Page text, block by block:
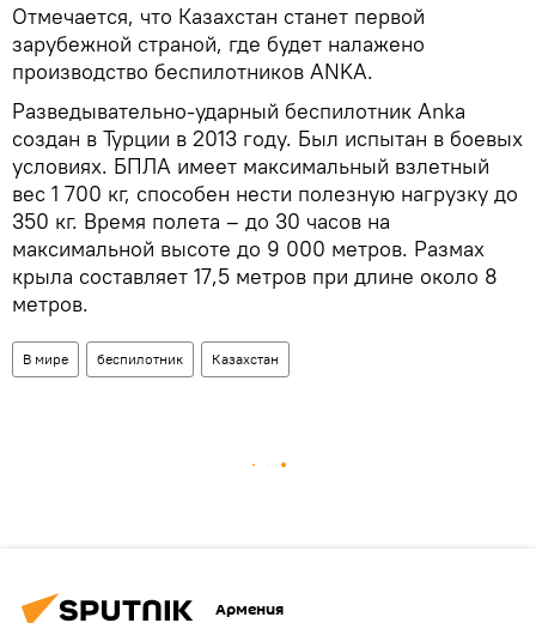
Отмечается, что Казахстан станет первой
зарубежной страной, где будет налажено
производство беспилотников ANKA.
Разведывательно-ударный беспилотник Anka
создан в Турции в 2013 году. Был испытан в боевых
условиях. БПЛА имеет максимальный взлетный
вес 1 700 кг, способен нести полезную нагрузку до
350 кг. Время полета – до 30 часов на
максимальной высоте до 9 000 метров. Размах
крыла составляет 17,5 метров при длине около 8
метров.
В мире беспилотник Казахстан
Армения